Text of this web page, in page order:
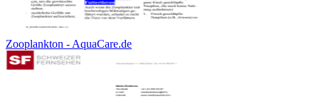
Zooplankton - AquaCare.de